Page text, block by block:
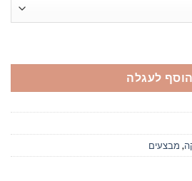
עד
הוסף לעגלה
, מבצעים